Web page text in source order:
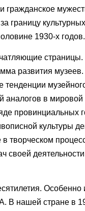
гражданское
границу
1930-х годов.
развития
в мировой
провинциальных
культуры
творческом
своей
Особенно
нашей стране в